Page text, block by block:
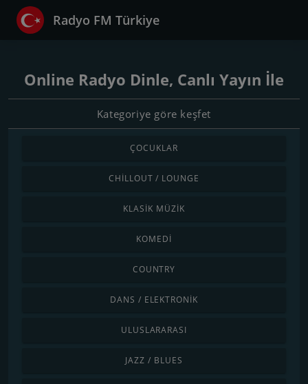
Radyo FM Türkiye
Online Radyo Dinle, Canlı Yayın İle
Kategoriye göre keşfet
ÇOCUKLAR
CHILLOUT / LOUNGE
KLASIK MÜZIK
KOMEDI
COUNTRY
DANS / ELEKTRONIK
ULUSLARARASI
JAZZ / BLUES